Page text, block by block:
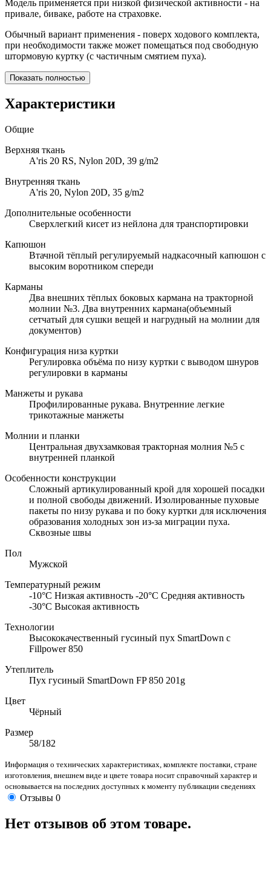
Модель применяется при низкой физической активности - на
привале, биваке, работе на страховке.
Обычный вариант применения - поверх ходового комплекта,
при необходимости также может помещаться под свободную
штормовую куртку (с частичным смятием пуха).
Показать полностью
Характеристики
Общие
Верхняя ткань
A'ris 20 RS, Nylon 20D, 39 g/m2
Внутренняя ткань
A'ris 20, Nylon 20D, 35 g/m2
Дополнительные особенности
Сверхлегкий кисет из нейлона для транспортировки
Капюшон
Втачной тёплый регулируемый надкасочный капюшон с
высоким воротником спереди
Карманы
Два внешних тёплых боковых кармана на тракторной
молнии №3. Два внутренних кармана(объемный
сетчатый для сушки вещей и нагрудный на молнии для
документов)
Конфигурация низа куртки
Регулировка объёма по низу куртки c выводом шнуров
регулировки в карманы
Манжеты и рукава
Профилированные рукава. Внутренние легкие
трикотажные манжеты
Молнии и планки
Центральная двухзамковая тракторная молния №5 с
внутренней планкой
Особенности конструкции
Сложный артикулированный крой для хорошей посадки
и полной свободы движений. Изолированные пуховые
пакеты по низу рукава и по боку куртки для исключения
образования холодных зон из-за миграции пуха.
Сквозные швы
Пол
Мужской
Температурный режим
-10°С Низкая активность -20°С Средняя активность
-30°С Высокая активность
Технологии
Высококачественный гусиный пух SmartDown с
Fillpower 850
Утеплитель
Пух гусиный SmartDown FP 850 201g
Цвет
Чёрный
Размер
58/182
Информация о технических характеристиках, комплекте поставки, стране
изготовления, внешнем виде и цвете товара носит справочный характер и
основывается на последних доступных к моменту публикации сведениях
Отзывы 0
Нет отзывов об этом товаре.